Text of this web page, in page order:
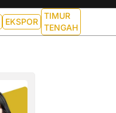
EKSPOR
TIMUR
TENGAH